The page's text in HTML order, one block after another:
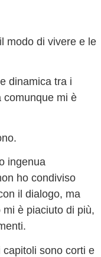
modo di vivere e le
dinamica tra i
comunque mi è
ingenua
ho condiviso
il dialogo, ma
è piaciuto di più,
sono corti e